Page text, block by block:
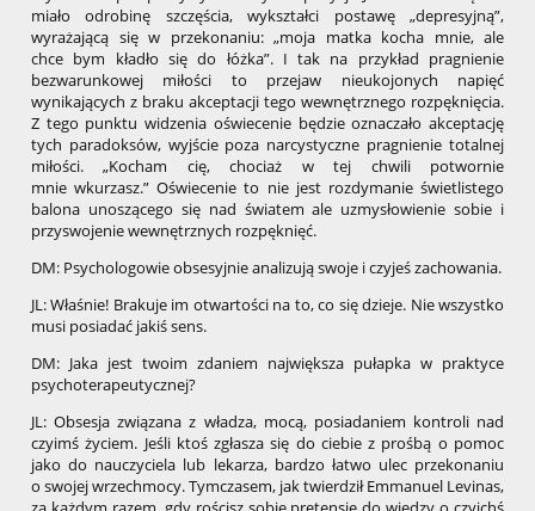
miało odrobinę szczęścia, wykształci postawę „depresyjną”,
wyrażającą się w przekonaniu: „moja matka kocha mnie, ale
chce bym kładło się do łóżka”. I tak na przykład pragnienie
bezwarunkowej miłości to przejaw nieukojonych napięć
wynikających z braku akceptacji tego wewnętrznego rozpęknięcia.
Z tego punktu widzenia oświecenie będzie oznaczało akceptację
tych paradoksów, wyjście poza narcystyczne pragnienie totalnej
miłości. „Kocham cię, chociaż w tej chwili potwornie
mnie wkurzasz.” Oświecenie to nie jest rozdymanie świetlistego
balona unoszącego się nad światem ale uzmysłowienie sobie i
przyswojenie wewnętrznych rozpęknięć.
DM: Psychologowie obsesyjnie analizują swoje i czyjeś zachowania.
JL: Właśnie! Brakuje im otwartości na to, co się dzieje. Nie wszystko
musi posiadać jakiś sens.
DM: Jaka jest twoim zdaniem największa pułapka w praktyce
psychoterapeutycznej?
JL: Obsesja związana z władza, mocą, posiadaniem kontroli nad
czyimś życiem. Jeśli ktoś zgłasza się do ciebie z prośbą o pomoc
jako do nauczyciela lub lekarza, bardzo łatwo ulec przekonaniu
o swojej wrzechmocy. Tymczasem, jak twierdził Emmanuel Levinas,